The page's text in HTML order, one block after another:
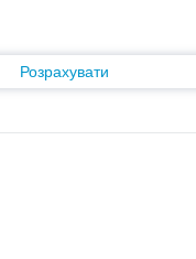
Розрахувати